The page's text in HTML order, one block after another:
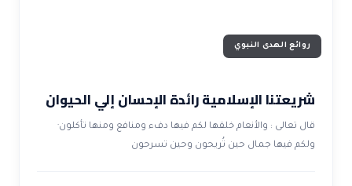
روائع الهدى النبوي
شريعتنا الإسلامية رائدة الإحسان إلي الحيوان
قال تعالى : والأنعام خلقها لكم فيها دفء ومنافع ومنها تأكلون·
ولكم فيها جمال حين تُريحون وحين تسرحون